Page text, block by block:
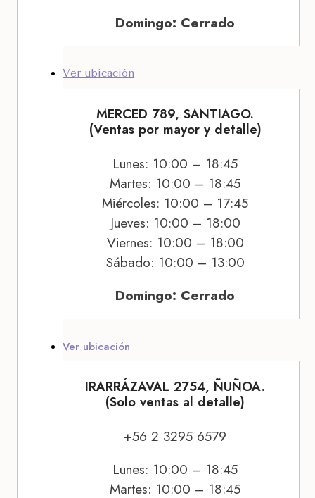
Domingo: Cerrado
Ver ubicación
MERCED 789, SANTIAGO.
(Ventas por mayor y detalle)
Lunes: 10:00 – 18:45
Martes: 10:00 – 18:45
Miércoles: 10:00 – 17:45
Jueves: 10:00 – 18:00
Viernes: 10:00 – 18:00
Sábado: 10:00 – 13:00
Domingo: Cerrado
Ver ubicación
IRARRÁZAVAL 2754, ÑUÑOA.
(Solo ventas al detalle)
+56 2 3295 6579
Lunes: 10:00 – 18:45
Martes: 10:00 – 18:45